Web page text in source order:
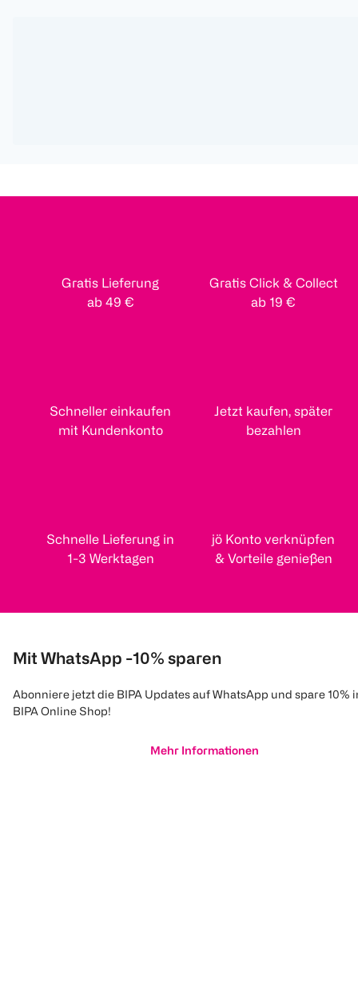
Gratis Lieferung
ab 49 €
Gratis Click & Collect
ab 19 €
Schneller einkaufen
mit Kundenkonto
Jetzt kaufen, später
bezahlen
Schnelle Lieferung in
1-3 Werktagen
jö Konto verknüpfen
& Vorteile genießen
Mit WhatsApp -10% sparen
Abonniere jetzt die BIPA Updates auf WhatsApp und spare 10%
BIPA Online Shop!
Mehr Informationen